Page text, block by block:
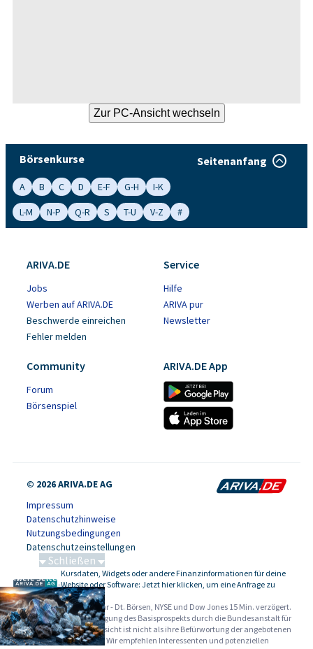
Börsenkurse Seitenanfang
A B C D E-F G-H
I-K
L-M
N-P Q-R S T-U V-Z #
ARIVA.DE
Jobs
Werben auf ARIVA.DE
Beschwerde einreichen
Fehler melden
Service
Hilfe
ARIVA pur
Newsletter
Community
Forum
Börsenspiel
ARIVA.DE App
© 2026 ARIVA.DE AG
Impressum
Datenschutzhinweise
Nutzungsbedingungen
Datenschutzeinstellungen
-
Kursdaten, Widgets oder andere Finanzinformationen für deine
Website oder Software: Jetzt hier klicken, um eine Anfrage zu
stellen.
Alle Angaben ohne Gewähr - Dt. Börsen, NYSE und Dow Jones 15 Min. verzögert.
Werbehinweise:Die Billigung des Basisprospekts durch die Bundesanstalt für
Finanzdienstleistungsaufsicht ist nicht als ihre Befürwortung der angebotenen
Wertpapiere zu verstehen. Wir empfehlen Interessenten und potenziellen
Schließen
Schwere Seltene Erden